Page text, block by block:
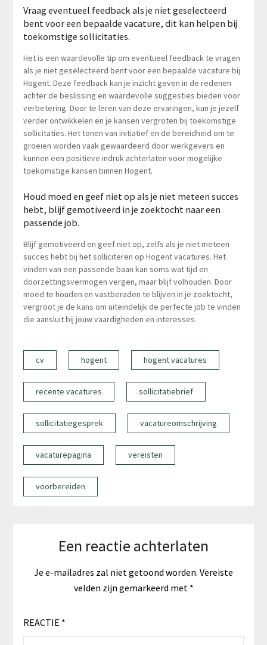
Vraag eventueel feedback als je niet geselecteerd
bent voor een bepaalde vacature, dit kan helpen bij
toekomstige sollicitaties.
Het is een waardevolle tip om eventueel feedback te vragen
als je niet geselecteerd bent voor een bepaalde vacature bij
Hogent. Deze feedback kan je inzicht geven in de redenen
achter de beslissing en waardevolle suggesties bieden voor
verbetering. Door te leren van deze ervaringen, kun je jezelf
verder ontwikkelen en je kansen vergroten bij toekomstige
sollicitaties. Het tonen van initiatief en de bereidheid om te
groeien worden vaak gewaardeerd door werkgevers en
kunnen een positieve indruk achterlaten voor mogelijke
toekomstige kansen binnen Hogent.
Houd moed en geef niet op als je niet meteen succes
hebt, blijf gemotiveerd in je zoektocht naar een
passende job.
Blijf gemotiveerd en geef niet op, zelfs als je niet meteen
succes hebt bij het solliciteren op Hogent vacatures. Het
vinden van een passende baan kan soms wat tijd en
doorzettingsvermogen vergen, maar blijf volhouden. Door
moed te houden en vastberaden te blijven in je zoektocht,
vergroot je de kans om uiteindelijk de perfecte job te vinden
die aansluit bij jouw vaardigheden en interesses.
cv hogent hogent vacatures
recente vacatures sollicitatiebrief
sollicitatiegesprek vacatureomschrijving
vacaturepagina vereisten
voorbereiden
Een reactie achterlaten
Je e-mailadres zal niet getoond worden. Vereiste
velden zijn gemarkeerd met *
REACTIE *